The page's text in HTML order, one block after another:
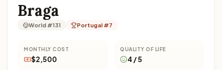
Braga
World #131 Portugal #7
MONTHLY COST
$2,500
QUALITY OF LIFE
4 / 5